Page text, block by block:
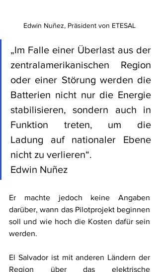
Edwin Nuñez, Präsident von ETESAL
„Im Falle einer Überlast aus der
zentralamerikanischen Region
oder einer Störung werden die
Batterien nicht nur die Energie
stabilisieren, sondern auch in
Funktion treten, um die
Ladung auf nationaler Ebene
nicht zu verlieren“.
Edwin Nuñez
Er machte jedoch keine Angaben
darüber, wann das Pilotprojekt beginnen
soll und wie hoch die Kosten dafür sein
werden.
El Salvador ist mit anderen Ländern der
Region über das elektrische